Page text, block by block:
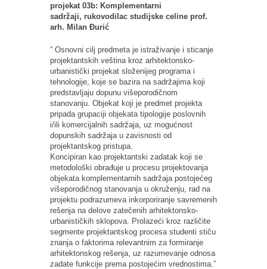
projekat 03b: Komplementarni
sadržaji, rukovodilac studijske celine prof.
arh. Milan Đurić
” Osnovni cilj predmeta je istraživanje i sticanje
projektantskih veština kroz arhitektonsko-
urbanistički projekat složenijeg programa i
tehnologije, koje se bazira na sadržajima koji
predstavljaju dopunu višeporodičnom
stanovanju. Objekat koji je predmet projekta
pripada grupaciji objekata tipologije poslovnih
i/ili komercijalnih sadržaja, uz mogućnost
dopunskih sadržaja u zavisnosti od
projektantskog pristupa.
Koncipiran kao projektantski zadatak koji se
metodološki obrađuje u procesu projektovanja
objekata komplementarnih sadržaja postojećeg
višeporodičnog stanovanja u okruženju, rad na
projektu podrazumeva inkorporiranje savremenih
rešenja na delove zatečenih arhitektonsko-
urbanističkih sklopova. Prolazeći kroz različite
segmente projektantskog procesa studenti stiču
znanja o faktorima relevantnim za formiranje
arhitektonskog rešenja, uz razumevanje odnosa
zadate funkcije prema postojećim vrednostima.”